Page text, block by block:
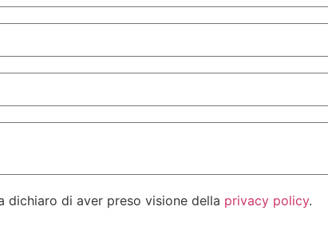
dichiaro di aver preso visione della privacy policy.